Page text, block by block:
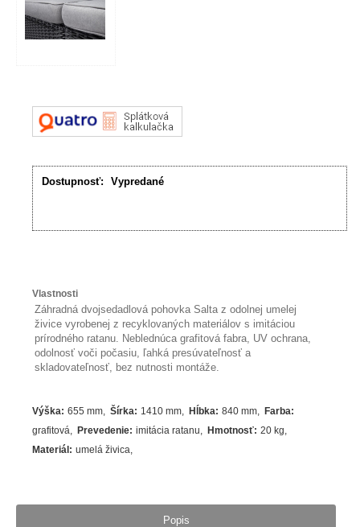
Dostupnosť: Vypredané
Vlastnosti
Záhradná dvojsedadlová pohovka Salta z odolnej umelej
živice vyrobenej z recyklovaných materiálov s imitáciou
prírodného ratanu. Neblednúca grafitová fabra, UV ochrana,
odolnosť voči počasiu, ľahká presúvateľnosť a
skladovateľnosť, bez nutnosti montáže.
Výška: 655 mm Šírka: 1410 mm Hĺbka: 840 mm Farba:
grafitová
Prevedenie: imitácia ratanu Hmotnosť: 20 kg
Materiál : umelá živica
Popis